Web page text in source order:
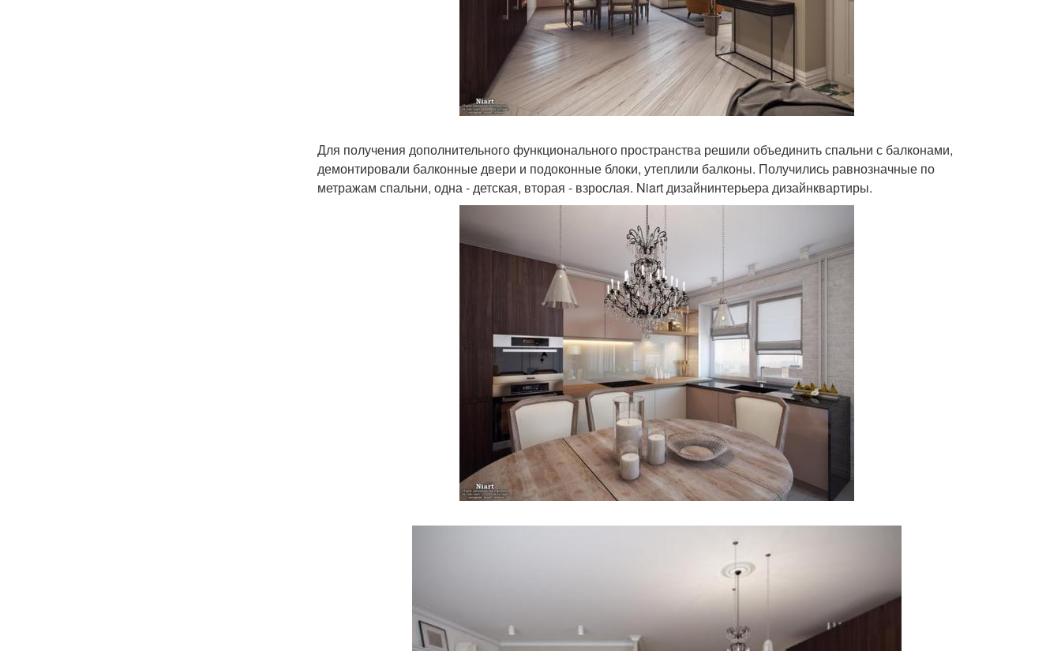
Для получения дополнительного функционального пространства решили объединить спальни с балконами,
демонтировали балконные двери и подоконные блоки, утеплили балконы. Получились равнозначные по
метражам спальни, одна - детская, вторая - взрослая. Niart дизайнинтерьера дизайнквартиры.